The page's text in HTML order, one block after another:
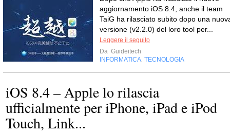
aggiornamento iOS 8.4, anche il team
TaiG ha rilasciato subito dopo una
versione (v2.2.0) del loro tool per...
Leggere il seguito
Da Guideitech
INFORMATICA TECNOLOGIA
iOS 8.4 – Apple lo rilascia
ufficialmente per iPhone, iPad e iPod
Touch, Link...